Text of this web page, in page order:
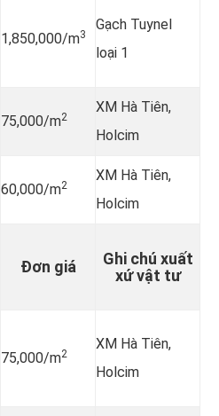
1,850,000/m3
Gạch Tuynel
loại 1
75,000/m2
XM Hà Tiên,
Holcim
60,000/m2
XM Hà Tiên,
Holcim
Đơn giá
Ghi chú xuất
xứ vật tư
75,000/m2
XM Hà Tiên,
Holcim